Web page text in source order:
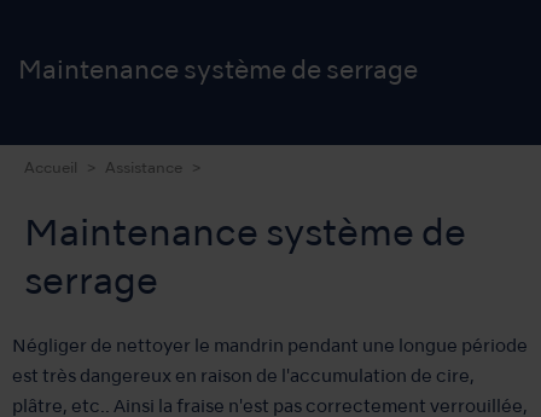
Maintenance système de serrage
Accueil Assistance
Maintenance système de
serrage
Négliger de nettoyer le mandrin pendant une longue période
est très dangereux en raison de l'accumulation de cire,
plâtre, etc.. Ainsi la fraise n'est pas correctement verrouillée,